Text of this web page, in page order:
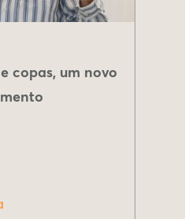
copas, um novo